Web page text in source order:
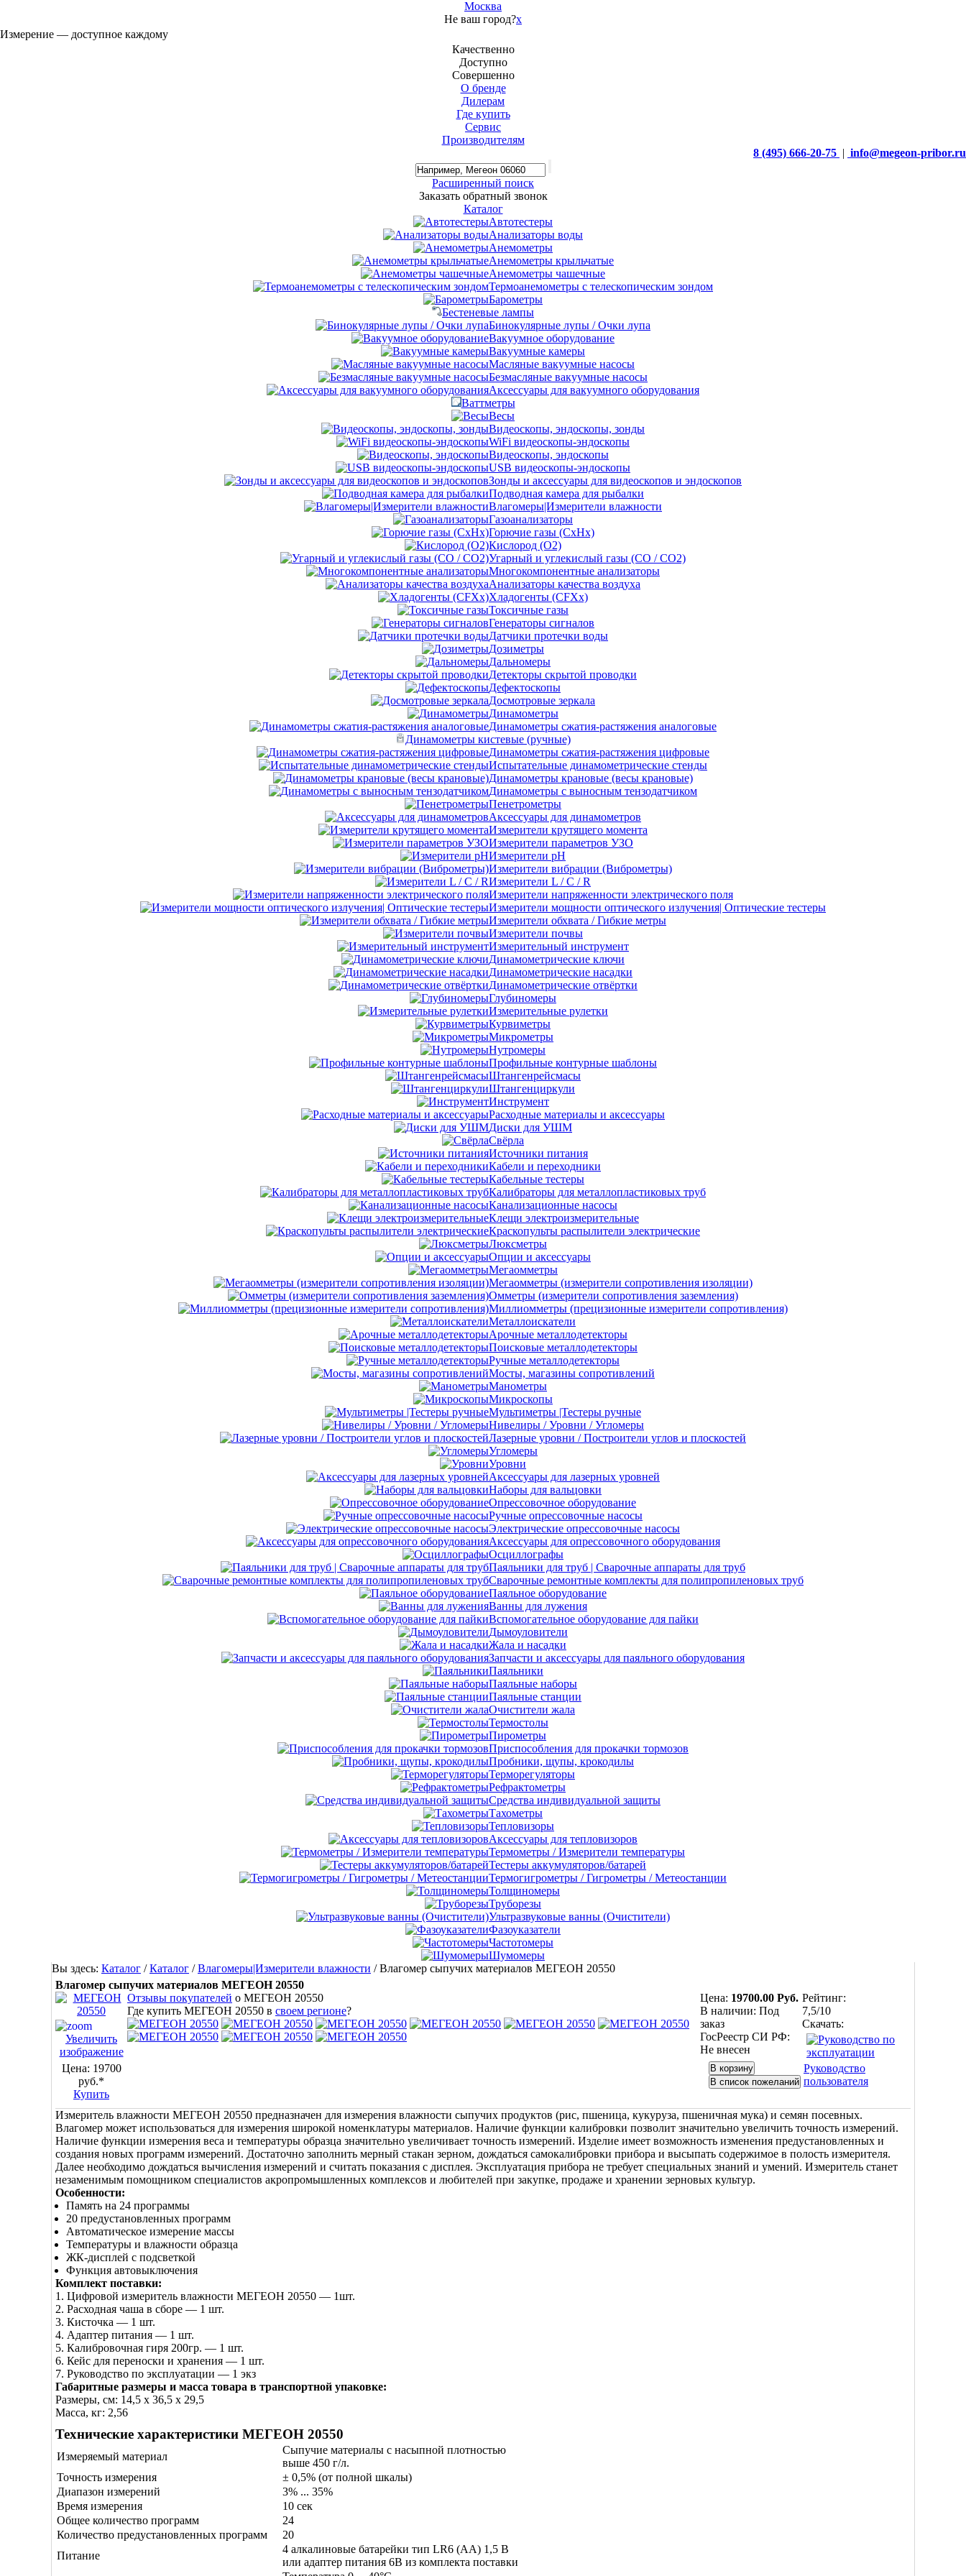
Москва
Не ваш город?x
Измерение — доступное каждому
Качественно
Доступно
Совершенно
О бренде
Дилерам
Где купить
Сервис
Производителям
8 (495) 666-20-75 | info@megeon-pribor.ru
Расширенный поиск
Заказать обратный звонок
Каталог
Автотестеры
Анализаторы воды
Анемометры
Анемометры крыльчатые
Анемометры чашечные
Термоанемометры с телескопическим зондом
Барометры
Бестеневые лампы
Бинокулярные лупы / Очки лупа
Вакуумное оборудование
Вакуумные камеры
Масляные вакуумные насосы
Безмасляные вакуумные насосы
Аксессуары для вакуумного оборудования
Ваттметры
Весы
Видеоскопы, эндоскопы, зонды
WiFi видеоскопы-эндоскопы
Видеоскопы, эндоскопы
USB видеоскопы-эндоскопы
Зонды и аксессуары для видеоскопов и эндоскопов
Подводная камера для рыбалки
Влагомеры|Измерители влажности
Газоанализаторы
Горючие газы (CxHx)
Кислород (O2)
Угарный и углекислый газы (CO / CO2)
Многокомпонентные анализаторы
Анализаторы качества воздуха
Хладогенты (CFXx)
Токсичные газы
Генераторы сигналов
Датчики протечки воды
Дозиметры
Дальномеры
Детекторы скрытой проводки
Дефектоскопы
Досмотровые зеркала
Динамометры
Динамометры сжатия-растяжения аналоговые
Динамометры кистевые (ручные)
Динамометры сжатия-растяжения цифровые
Испытательные динамометрические стенды
Динамометры крановые (весы крановые)
Динамометры с выносным тензодатчиком
Пенетрометры
Аксессуары для динамометров
Измерители крутящего момента
Измерители параметров УЗО
Измерители pH
Измерители вибрации (Виброметры)
Измерители L / C / R
Измерители напряженности электрического поля
Измерители мощности оптического излучения| Оптические тестеры
Измерители обхвата / Гибкие метры
Измерители почвы
Измерительный инструмент
Динамометрические ключи
Динамометрические насадки
Динамометрические отвёртки
Глубиномеры
Измерительные рулетки
Курвиметры
Микрометры
Нутромеры
Профильные контурные шаблоны
Штангенрейсмасы
Штангенциркули
Инструмент
Расходные материалы и аксессуары
Диски для УШМ
Свёрла
Источники питания
Кабели и переходники
Кабельные тестеры
Калибраторы для металлопластиковых труб
Канализационные насосы
Клещи электроизмерительные
Краскопульты распылители электрические
Люксметры
Опции и аксессуары
Мегаомметры
Мегаомметры (измерители сопротивления изоляции)
Омметры (измерители сопротивления заземления)
Миллиомметры (прецизионные измерители сопротивления)
Металлоискатели
Арочные металлодетекторы
Поисковые металлодетекторы
Ручные металлодетекторы
Мосты, магазины сопротивлений
Манометры
Микроскопы
Мультиметры |Тестеры ручные
Нивелиры / Уровни / Угломеры
Лазерные уровни / Построители углов и плоскостей
Угломеры
Уровни
Аксессуары для лазерных уровней
Наборы для вальцовки
Опрессовочное оборудование
Ручные опрессовочные насосы
Электрические опрессовочные насосы
Аксессуары для опрессовочного оборудования
Осциллографы
Паяльники для труб | Сварочные аппараты для труб
Сварочные ремонтные комплекты для полипропиленовых труб
Паяльное оборудование
Ванны для лужения
Вспомогательное оборудование для пайки
Дымоуловители
Жала и насадки
Запчасти и аксессуары для паяльного оборудования
Паяльники
Паяльные наборы
Паяльные станции
Очистители жала
Термостолы
Пирометры
Приспособления для прокачки тормозов
Пробники, щупы, крокодилы
Терморегуляторы
Рефрактометры
Средства индивидуальной защиты
Тахометры
Тепловизоры
Аксессуары для тепловизоров
Термометры / Измерители температуры
Тестеры аккумуляторов/батарей
Термогигрометры / Гигрометры / Метеостанции
Толщиномеры
Труборезы
Ультразвуковые ванны (Очистители)
Фазоуказатели
Частотомеры
Шумомеры
Вы здесь: Каталог /Каталог /Влагомеры|Измерители влажности /Влагомер сыпучих материалов МЕГЕОН 20550
Влагомер сыпучих материалов МЕГЕОН 20550
Увеличить
изображение
Цена: 19700
руб.*
Купить
Отзывы покупателей о МЕГЕОН 20550
Где купить МЕГЕОН 20550 в своем регионе?
Цена: 19700.00 Руб.
В наличии: Под
заказ
ГосРеестр СИ РФ:
Не внесен
Рейтинг:
7,5/10
Скачать:
Руководство
пользователя
Измеритель влажности МЕГЕОН 20550 предназначен для измерения влажности сыпучих продуктов (рис, пшеница, кукуруза, пшеничная мука) и семян посевных.
Влагомер может использоваться для измерения широкой номенклатуры материалов. Наличие функции калибровки позволит значительно увеличить точность измерений.
Наличие функции измерения веса и температуры образца значительно увеличивает точность измерений. Изделие имеет возможность изменения предустановленных и
создания новых программ измерений. Достаточно заполнить мерный стакан зерном, дождаться самокалибровки прибора и высыпать содержимое в полость измерителя.
Далее необходимо дождаться вычисления измерений и считать показания с дисплея. Эксплуатация прибора не требует специальных знаний и умений. Измеритель станет
незаменимым помощником специалистов акропромышленных комплексов и любителей при закупке, продаже и хранении зерновых культур.
Особенности:
Память на 24 программы
20 предустановленных программ
Автоматическое измерение массы
Температуры и влажности образца
ЖК-дисплей с подсветкой
Функция автовыключения
Комплект поставки:
1. Цифровой измеритель влажности МЕГЕОН 20550 — 1шт.
2. Расходная чаша в сборе — 1 шт.
3. Кисточка — 1 шт.
4. Адаптер питания — 1 шт.
5. Калибровочная гиря 200гр. — 1 шт.
6. Кейс для переноски и хранения — 1 шт.
7. Руководство по эксплуатации — 1 экз
Габаритные размеры и масса товара в транспортной упаковке:
Размеры, см: 14,5 x 36,5 x 29,5
Масса, кг: 2,56
Технические характеристики МЕГЕОН 20550
Измеряемый материал
Сыпучие материалы с насыпной плотностью
выше 450 г/л.
Точность измерения
± 0,5% (от полной шкалы)
Диапазон измерений
3% ... 35%
Время измерения
10 сек
Общее количество программ
24
Количество предустановленных программ
20
Питание
4 алкалиновые батарейки тип LR6 (AA) 1,5 В
или адаптер питания 6В из комплекта поставки